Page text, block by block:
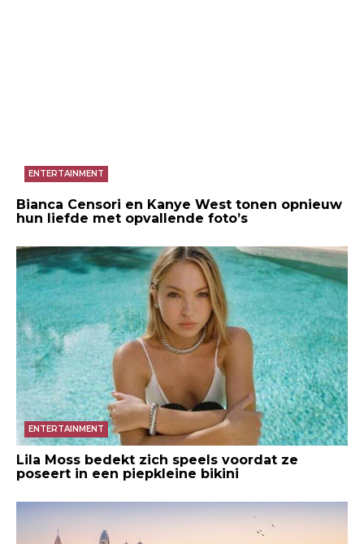
ENTERTAINMENT
Bianca Censori en Kanye West tonen opnieuw
hun liefde met opvallende foto’s
ENTERTAINMENT
Lila Moss bedekt zich speels voordat ze
poseert in een piepkleine bikini